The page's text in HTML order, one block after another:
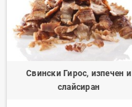
Свински Гирос, изпечен и
слайсиран